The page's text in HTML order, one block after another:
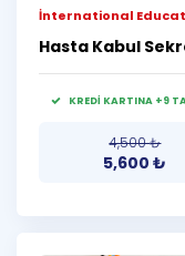
İnternational
Hasta Kabul
KREDİ KARTINA +9
4,500₺
5,600₺